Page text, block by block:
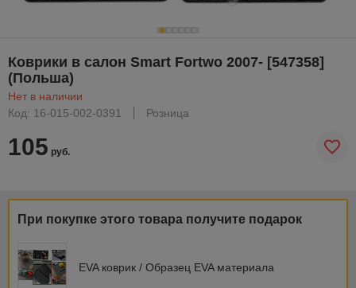
Коврики в салон Smart Fortwo 2007- [547358]
(Польша)
Нет в наличии
Код: 16-015-002-0391
Розница
105 руб.
При покупке этого товара получите подарок
EVA коврик / Образец EVA материала